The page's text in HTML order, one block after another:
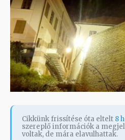
Cikkünk frissítése óta eltelt 8
szereplő információk a
voltak, de mára elavulhattak.